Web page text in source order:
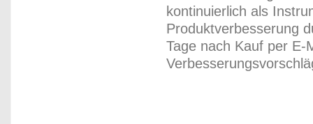
kontinuierlich als
Produktverbesserung
Tage nach Kauf per E-